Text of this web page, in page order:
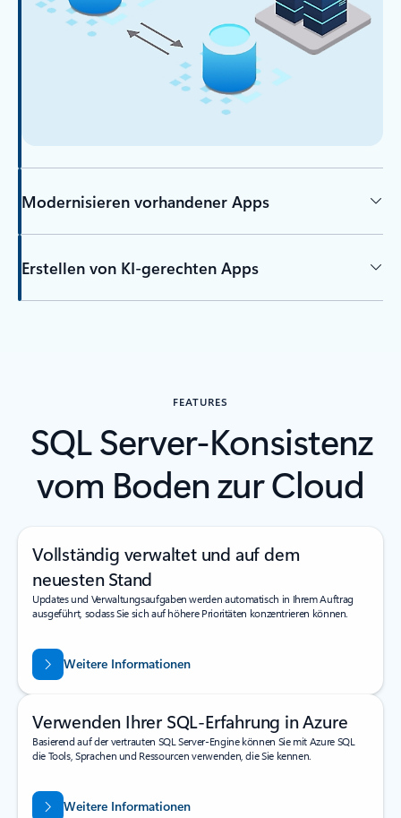
Modernisieren vorhandener Apps
Erstellen von KI-gerechten Apps
FEATURES
SQL Server-Konsistenz
vom Boden zur Cloud
Vollständig verwaltet und auf dem
neuesten Stand
Updates und Verwaltungsaufgaben werden automatisch in Ihrem Auftrag
ausgeführt, sodass Sie sich auf höhere Prioritäten konzentrieren können.
Weitere Informationen
Verwenden Ihrer SQL-Erfahrung in Azure
Basierend auf der vertrauten SQL Server-Engine können Sie mit Azure SQL
die Tools, Sprachen und Ressourcen verwenden, die Sie kennen.
Weitere Informationen